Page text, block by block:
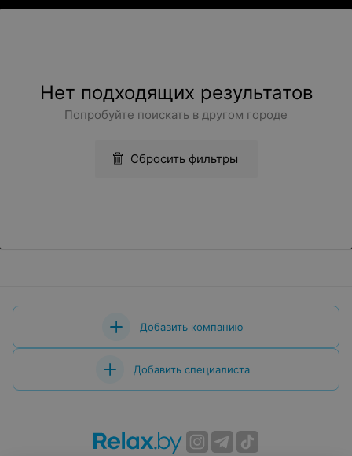
Нет подходящих результатов
Попробуйте поискать в другом городе
Сбросить фильтры
Добавить компанию
Добавить специалиста